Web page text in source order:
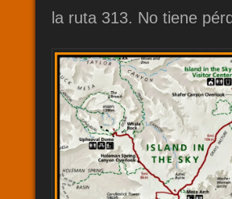
la ruta 313. No tiene